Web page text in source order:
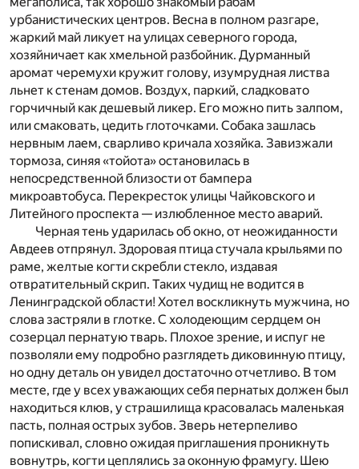
урбанистических центров. Весна в полном разгаре,
жаркий май ликует на улицах северного города,
хозяйничает как хмельной разбойник. Дурманный
аромат черемухи кружит голову, изумрудная листва
льнет к стенам домов. Воздух, паркий, сладковато
горчичный как дешевый ликер. Его можно пить залпом,
или смаковать, цедить глоточками. Собака зашлась
нервным лаем, сварливо кричала хозяйка. Завизжали
тормоза, синяя «тойота» остановилась в
непосредственной близости от бампера
микроавтобуса. Перекресток улицы Чайковского и
Литейного проспекта — излюбленное место аварий.
Черная тень ударилась об окно, от неожиданности
Авдеев отпрянул. Здоровая птица стучала крыльями по
раме, желтые когти скребли стекло, издавая
отвратительный скрип. Таких чудищ не водится в
Ленинградской области! Хотел воскликнуть мужчина, но
слова застряли в глотке. С холодеющим сердцем он
созерцал пернатую тварь. Плохое зрение, и испуг не
позволяли ему подробно разглядеть диковинную птицу,
но одну деталь он увидел достаточно отчетливо. В том
месте, где у всех уважающих себя пернатых должен был
находиться клюв, у страшилища красовалась маленькая
пасть, полная острых зубов. Зверь нетерпеливо
попискивал, словно ожидая приглашения проникнуть
вовнутрь, когти цеплялись за оконную фрамугу. Шею